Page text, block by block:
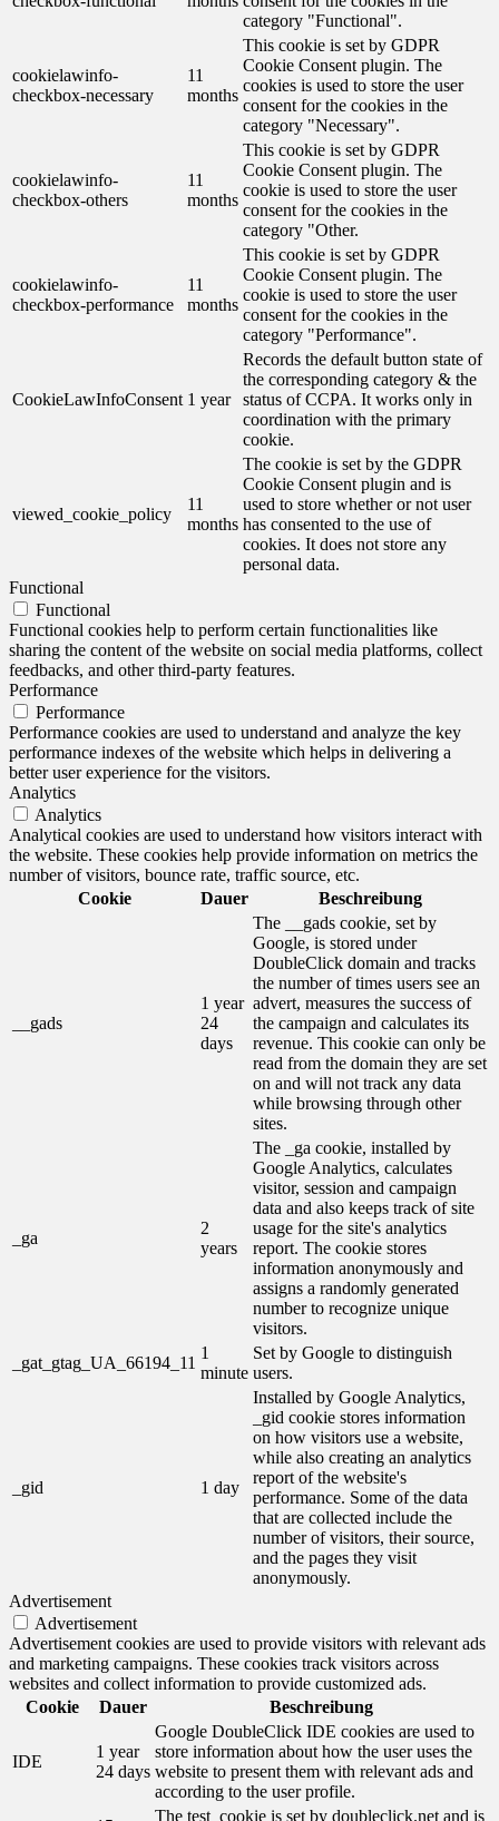
category "Functional".
cookielawinfo-
checkbox-necessary
11
months
This cookie is set by GDPR
Cookie Consent plugin. The
cookies is used to store the user
consent for the cookies in the
category "Necessary".
cookielawinfo-
checkbox-others
11
months
This cookie is set by GDPR
Cookie Consent plugin. The
cookie is used to store the user
consent for the cookies in the
category "Other.
cookielawinfo-
checkbox-performance
11
months
This cookie is set by GDPR
Cookie Consent plugin. The
cookie is used to store the user
consent for the cookies in the
category "Performance".
CookieLawInfoConsent 1 year
Records the default button state of
the corresponding category & the
status of CCPA. It works only in
coordination with the primary
cookie.
viewed_cookie_policy
11
months
The cookie is set by the GDPR
Cookie Consent plugin and is
used to store whether or not user
has consented to the use of
cookies. It does not store any
personal data.
Functional
Functional
Functional cookies help to perform certain functionalities like
sharing the content of the website on social media platforms, collect
feedbacks, and other third-party features.
Performance
Performance
Performance cookies are used to understand and analyze the key
performance indexes of the website which helps in delivering a
better user experience for the visitors.
Analytics
Analytics
Analytical cookies are used to understand how visitors interact with
the website. These cookies help provide information on metrics the
number of visitors, bounce rate, traffic source, etc.
Cookie
Dauer Beschreibung
__gads
1 year
24
days
The __gads cookie, set by
Google, is stored under
DoubleClick domain and tracks
the number of times users see an
advert, measures the success of
the campaign and calculates its
revenue. This cookie can only be
read from the domain they are set
on and will not track any data
while browsing through other
sites.
_ga
2
years
The _ga cookie, installed by
Google Analytics, calculates
visitor, session and campaign
data and also keeps track of site
usage for the site's analytics
report. The cookie stores
information anonymously and
assigns a randomly generated
number to recognize unique
visitors.
_gat_gtag_UA_66194_11
1
minute
Set by Google to distinguish
users.
_gid 1 day
Installed by Google Analytics,
_gid cookie stores information
on how visitors use a website,
while also creating an analytics
report of the website's
performance. Some of the data
that are collected include the
number of visitors, their source,
and the pages they visit
anonymously.
Advertisement
Advertisement
Advertisement cookies are used to provide visitors with relevant ads
and marketing campaigns. These cookies track visitors across
websites and collect information to provide customized ads.
Cookie
Dauer Beschreibung
IDE
1 year
24 days
Google DoubleClick IDE cookies are used to
store information about how the user uses the
website to present them with relevant ads and
according to the user profile.
The test_cookie is set by doubleclick.net and is